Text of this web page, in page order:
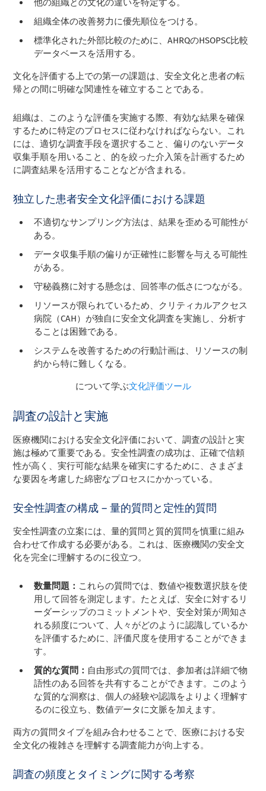
他の組織との文化の違いを特定する。
組織全体の改善努力に優先順位をつける。
標準化された外部比較のために、AHRQのHSOPSC比較
データベースを活用する。
文化を評価する上での第一の課題は、安全文化と患者の転
帰との間に明確な関連性を確立することである。
組織は、このような評価を実施する際、有効な結果を確保
するために特定のプロセスに従わなければならない。これ
には、適切な調査手段を選択すること、偏りのないデータ
収集手順を用いること、的を絞った介入策を計画するため
に調査結果を活用することなどが含まれる。
独立した患者安全文化評価における課題
不適切なサンプリング方法は、結果を歪める可能性が
ある。
データ収集手順の偏りが正確性に影響を与える可能性
がある。
守秘義務に対する懸念は、回答率の低さにつながる。
リソースが限られているため、クリティカルアクセス
病院（CAH）が独自に安全文化調査を実施し、分析す
ることは困難である。
システムを改善するための行動計画は、リソースの制
約から特に難しくなる。
について学ぶ文化評価ツール
調査の設計と実施
医療機関における安全文化評価において、調査の設計と実
施は極めて重要である。安全性調査の成功は、正確で信頼
性が高く、実行可能な結果を確実にするために、さまざま
な要因を考慮した綿密なプロセスにかかっている。
安全性調査の構成 – 量的質問と定性的質問
安全性調査の立案には、量的質問と質的質問を慎重に組み
合わせて作成する必要がある。これは、医療機関の安全文
化を完全に理解するのに役立つ。
数量問題： これらの質問では、数値や複数選択肢を使
用して回答を測定します。たとえば、安全に対するリ
ーダーシップのコミットメントや、安全対策が周知さ
れる頻度について、人々がどのように認識しているか
を評価するために、評価尺度を使用することができま
す。
質的な質問： 自由形式の質問では、参加者は詳細で物
語性のある回答を共有することができます。このよう
な質的な洞察は、個人の経験や認識をよりよく理解す
るのに役立ち、数値データに文脈を加えます。
両方の質問タイプを組み合わせることで、医療における安
全文化の複雑さを理解する調査能力が向上する。
調査の頻度とタイミングに関する考察